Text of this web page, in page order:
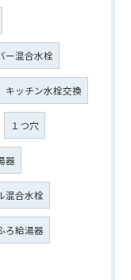
ー混合水栓
キッチン水栓交換
１つ穴
器
混合水栓
ろ給湯器